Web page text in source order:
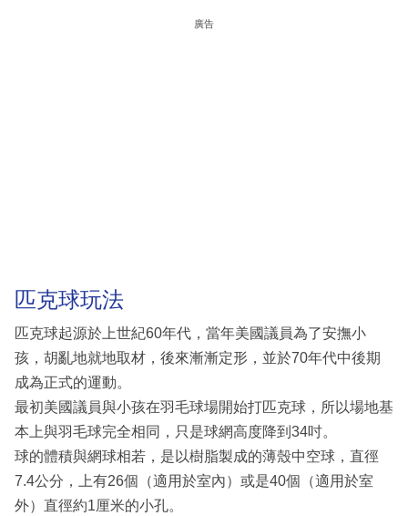
廣告
匹克球玩法
匹克球起源於上世紀60年代，當年美國議員為了安撫小
孩，胡亂地就地取材，後來漸漸定形，並於70年代中後期
成為正式的運動。
最初美國議員與小孩在羽毛球場開始打匹克球，所以場地基
本上與羽毛球完全相同，只是球網高度降到34吋。
球的體積與網球相若，是以樹脂製成的薄殼中空球，直徑
7.4公分，上有26個（適用於室內）或是40個（適用於室
外）直徑約1厘米的小孔。